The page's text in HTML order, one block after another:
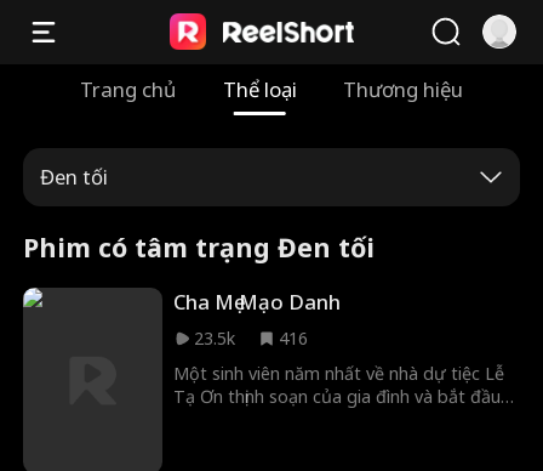
Trang chủ Thể loại Thương hiệu
Đen tối
Phim có tâm trạng Đen tối
Cha Mẹ Mạo Danh
23.5k
416
Một sinh viên năm nhất về nhà dự tiệc Lễ
Tạ Ơn thịnh soạn của gia đình và bắt đầu